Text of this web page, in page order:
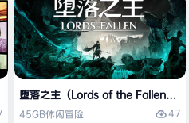
Grand Theft Auto V Enhanced）免
堕落之主（Lords of the Fallen）免
45GB休闲冒险
47